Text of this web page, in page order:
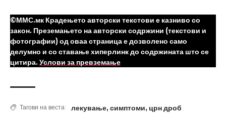
©ММС.мк Крадењето авторски текстови е казниво со
закон. Преземањето на авторски содржини (текстови и
фотографии) од оваа страница е дозволено само
делумно и со ставање хиперлинк до содржината што се
цитира. Услови за превземање
Тагови на веста: лекување, симптоми, црн дроб